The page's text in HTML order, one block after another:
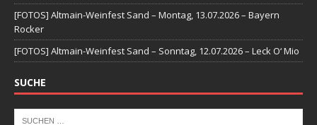
[FOTOS] Altmain-Weinfest Sand – Montag, 13.07.2026 – Bayern
Rocker
[FOTOS] Altmain-Weinfest Sand – Sonntag, 12.07.2026 – Leck O‘ Mio
SUCHE